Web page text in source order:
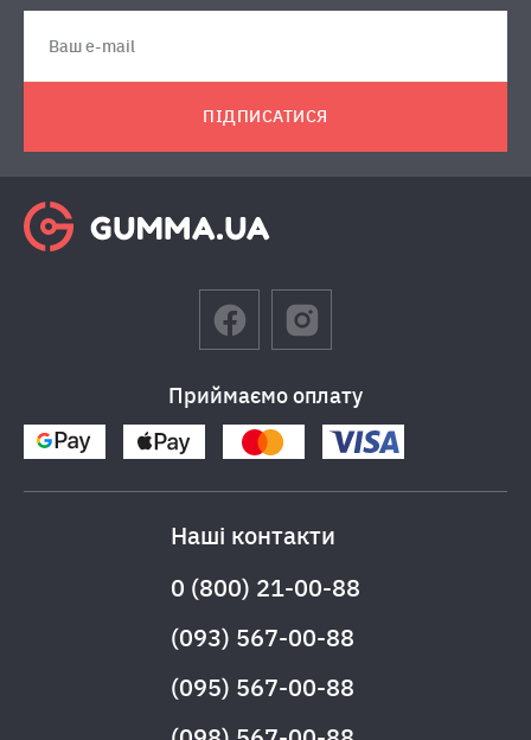
ПІДПИСАТИСЯ
Приймаємо оплату
Наші контакти
0 (800) 21-00-88
(093) 567-00-88
(095) 567-00-88